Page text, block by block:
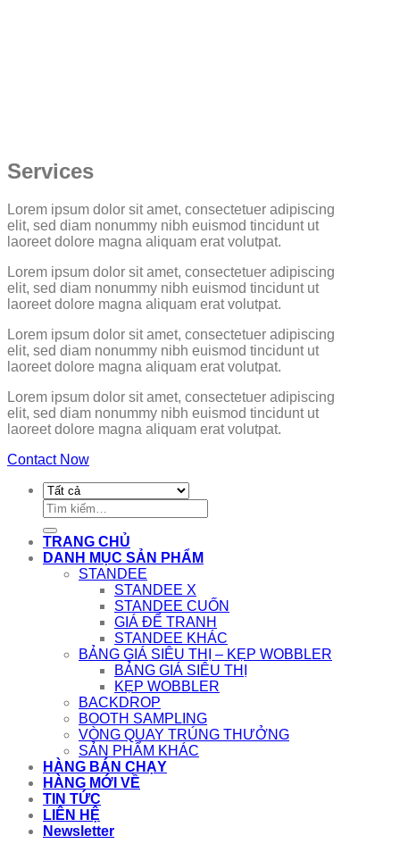
Services
Lorem ipsum dolor sit amet, consectetuer adipiscing
elit, sed diam nonummy nibh euismod tincidunt ut
laoreet dolore magna aliquam erat volutpat.
Lorem ipsum dolor sit amet, consectetuer adipiscing
elit, sed diam nonummy nibh euismod tincidunt ut
laoreet dolore magna aliquam erat volutpat.
Lorem ipsum dolor sit amet, consectetuer adipiscing
elit, sed diam nonummy nibh euismod tincidunt ut
laoreet dolore magna aliquam erat volutpat.
Lorem ipsum dolor sit amet, consectetuer adipiscing
elit, sed diam nonummy nibh euismod tincidunt ut
laoreet dolore magna aliquam erat volutpat.
Contact Now
Tìm
kiếm:
TRANG CHỦ
DANH MỤC SẢN PHẨM
STANDEE
STANDEE X
STANDEE CUỐN
GIÁ ĐỂ TRANH
STANDEE KHÁC
BẢNG GIÁ SIÊU THỊ – KẸP WOBBLER
BẢNG GIÁ SIÊU THỊ
KẸP WOBBLER
BACKDROP
BOOTH SAMPLING
VÒNG QUAY TRÚNG THƯỞNG
SẢN PHẨM KHÁC
HÀNG BÁN CHẠY
HÀNG MỚI VỀ
TIN TỨC
LIÊN HỆ
Newsletter